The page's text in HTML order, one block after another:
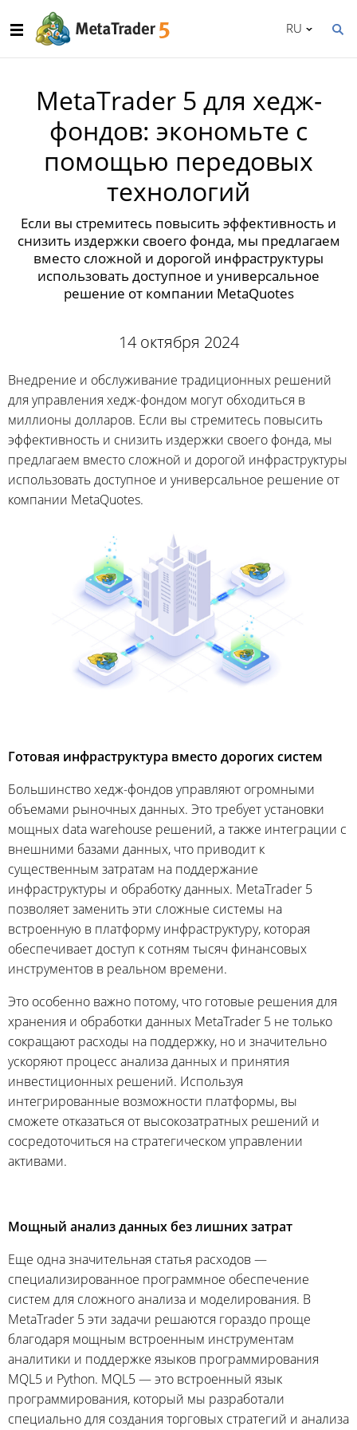
RU
MetaTrader 5 для хедж-
фондов: экономьте с
помощью передовых
технологий
Если вы стремитесь повысить эффективность и
снизить издержки своего фонда, мы предлагаем
вместо сложной и дорогой инфраструктуры
использовать доступное и универсальное
решение от компании MetaQuotes
14 октября 2024
Внедрение и обслуживание традиционных решений
для управления хедж-фондом могут обходиться в
миллионы долларов. Если вы стремитесь повысить
эффективность и снизить издержки своего фонда, мы
предлагаем вместо сложной и дорогой инфраструктуры
использовать доступное и универсальное решение от
компании MetaQuotes.
Готовая инфраструктура вместо дорогих систем
Большинство хедж-фондов управляют огромными
объемами рыночных данных. Это требует установки
мощных data warehouse решений, а также интеграции с
внешними базами данных, что приводит к
существенным затратам на поддержание
инфраструктуры и обработку данных. MetaTrader 5
позволяет заменить эти сложные системы на
встроенную в платформу инфраструктуру, которая
обеспечивает доступ к сотням тысяч финансовых
инструментов в реальном времени.
Это особенно важно потому, что готовые решения для
хранения и обработки данных MetaTrader 5 не только
сокращают расходы на поддержку, но и значительно
ускоряют процесс анализа данных и принятия
инвестиционных решений. Используя
интегрированные возможности платформы, вы
сможете отказаться от высокозатратных решений и
сосредоточиться на стратегическом управлении
активами.
Мощный анализ данных без лишних затрат
Еще одна значительная статья расходов —
специализированное программное обеспечение
систем для сложного анализа и моделирования. В
MetaTrader 5 эти задачи решаются гораздо проще
благодаря мощным встроенным инструментам
аналитики и поддержке языков программирования
MQL5 и Python. MQL5 — это встроенный язык
программирования, который мы разработали
специально для создания торговых стратегий и анализа